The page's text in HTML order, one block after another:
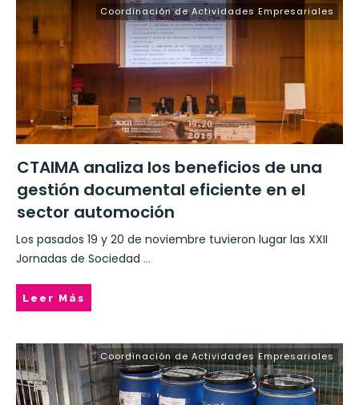
Coordinación de Actividades Empresariales
CTAIMA analiza los beneficios de una
gestión documental eficiente en el
sector automoción
Los pasados 19 y 20 de noviembre tuvieron lugar las XXII
Jornadas de Sociedad ...
Leer Más
Coordinación de Actividades Empresariales